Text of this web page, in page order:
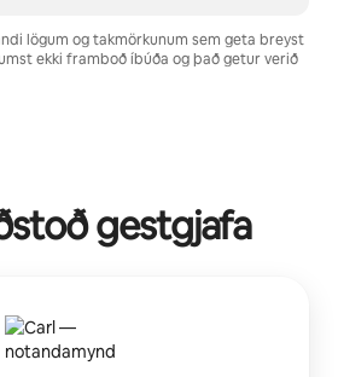
lögum og takmörkunum sem geta breyst
ekki framboð íbúða og það getur verið
gestgjafa